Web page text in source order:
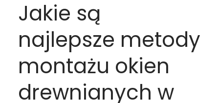
Jakie są
najlepsze metody
montażu okien
drewnianych w